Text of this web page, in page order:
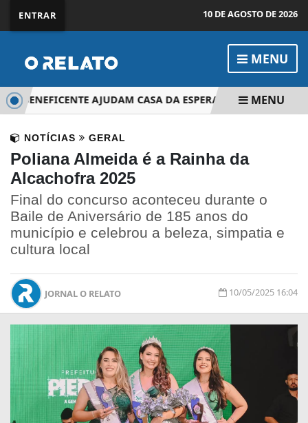
ENTRAR 10 DE AGOSTO DE 2026
MENU
BENEFICENTE AJUDAM CASA DA ESPERANÇA IGREJA
MENU
NOTÍCIAS GERAL
Poliana Almeida é a Rainha da
Alcachofra 2025
Final do concurso aconteceu durante o
Baile de Aniversário de 185 anos do
município e celebrou a beleza, simpatia e
cultura local
JORNAL O RELATO 10/05/2025 16:04